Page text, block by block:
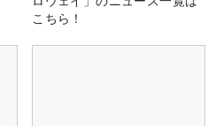
こちら！